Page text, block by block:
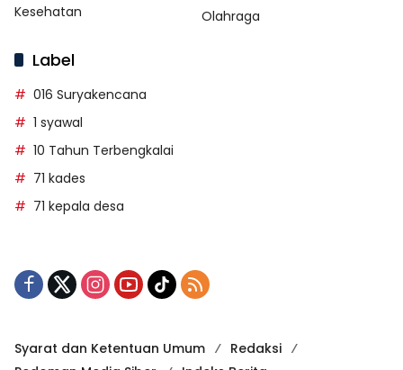
Kesehatan
Olahraga
Label
016 Suryakencana
1 syawal
10 Tahun Terbengkalai
71 kades
71 kepala desa
Syarat dan Ketentuan Umum
Redaksi